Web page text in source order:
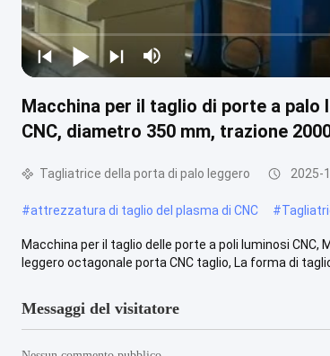
Macchina per il taglio di porte a
CNC, diametro 350 mm, trazione
Tagliatrice della porta di palo leggero 2025-
#attrezzatura di taglio del plasma di CNC #
Macchina per il taglio delle porte a poli luminosi CNC,
leggero octagonale porta CNC taglio, La forma di taglio
Messaggi del visitatore